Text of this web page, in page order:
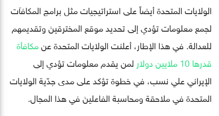
الولايات المتحدة أيضاً على استراتيجيات مثل برامج المكافآت
لجمع معلومات تؤدي إلى تحديد موقع المخترقينَ وتقديمهم
للعدالة. في هذا الإطار، أعلنت الولايات المتحدة عنمكافأة
قدرها 10 ملايين دولار
لمن يقدم معلومات تؤدي إلى
الإيراني علي نسب، في خطوة تؤكد على مدى جدّية الولايات
المتحدة في ملاحقة ومحاسبة الفاعلينَ في هذا المجال.